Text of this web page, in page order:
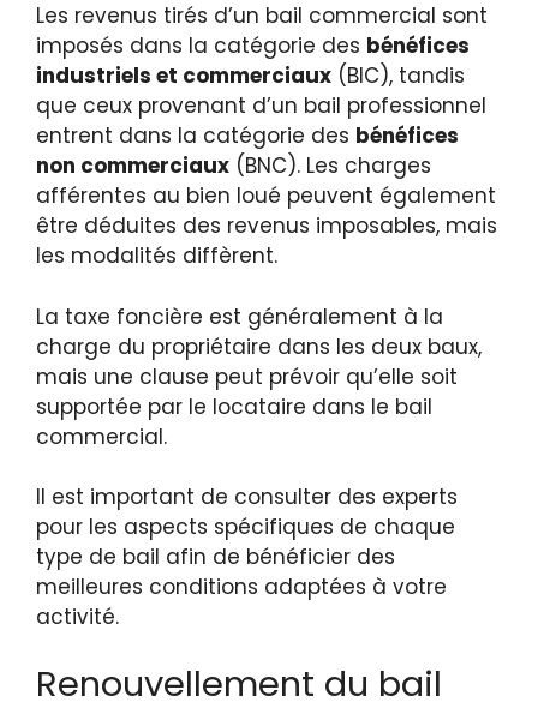
Les revenus tirés d’un bail commercial sont
imposés dans la catégorie des bénéfices
industriels et commerciaux (BIC), tandis
que ceux provenant d’un bail professionnel
entrent dans la catégorie des bénéfices
non commerciaux (BNC). Les charges
afférentes au bien loué peuvent également
être déduites des revenus imposables, mais
les modalités diffèrent.
La taxe foncière est généralement à la
charge du propriétaire dans les deux baux,
mais une clause peut prévoir qu’elle soit
supportée par le locataire dans le bail
commercial.
Il est important de consulter des experts
pour les aspects spécifiques de chaque
type de bail afin de bénéficier des
meilleures conditions adaptées à votre
activité.
Renouvellement du bail